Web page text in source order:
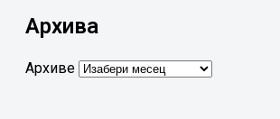
Архива
Архиве